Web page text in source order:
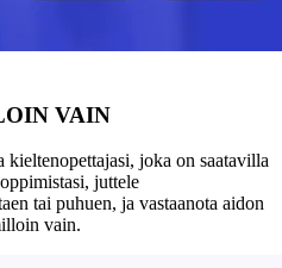
VAIN
joka on saatavilla
juttele
tai puhuen, ja vastaanota aidon
vain.